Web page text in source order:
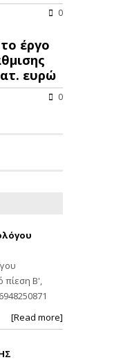
0
έργο
ευρώ
0
πίεση Β',
[Read more]